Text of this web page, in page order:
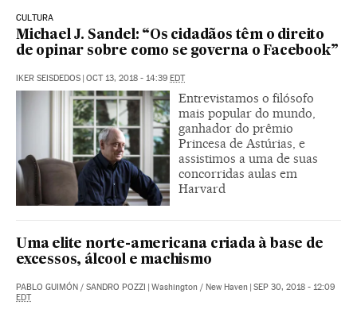
CULTURA
Michael J. Sandel: “Os cidadãos têm o direito
de opinar sobre como se governa o Facebook”
IKER SEISDEDOS | OCT 13, 2018 - 14:39 EDT
Entrevistamos o filósofo
mais popular do mundo,
ganhador do prêmio
Princesa de Astúrias, e
assistimos a uma de suas
concorridas aulas em
Harvard
Uma elite norte-americana criada à base de
excessos, álcool e machismo
PABLO GUIMÓN / SANDRO POZZI | Washington / New Haven | SEP 30, 2018 - 12:09
EDT